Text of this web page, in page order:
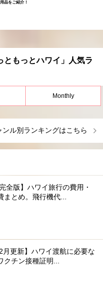
品をご紹介！
ともっとハワイ」人気ラ
Monthly
ンル別ランキングはこちら
全版】ハワイ旅行の費用・
まとめ。飛行機代...
月更新】ハワイ渡航に必要な
クチン接種証明...